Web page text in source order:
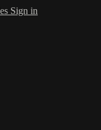
Sign in